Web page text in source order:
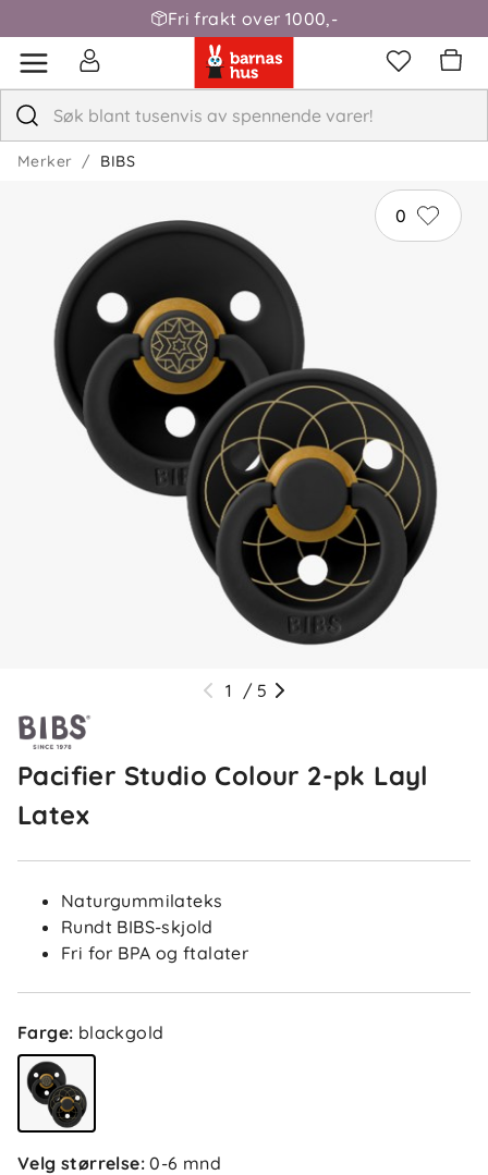
Fri frakt over 1000,-
Merker BIBS
0
1 / 5
Pacifier Studio Colour 2-pk Layl
Latex
Naturgummilateks
Rundt BIBS-skjold
Fri for BPA og ftalater
Farge: blackgold
Velg størrelse:0-6 mnd